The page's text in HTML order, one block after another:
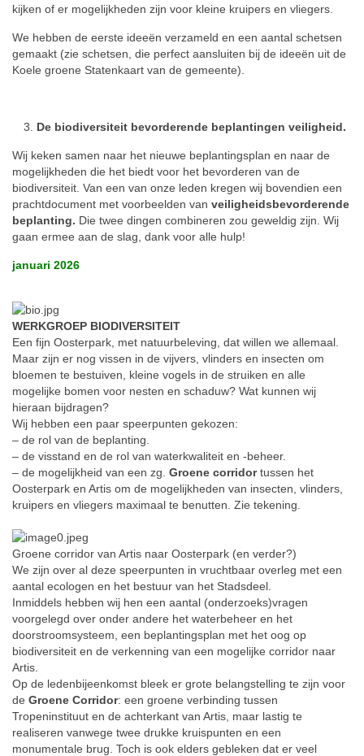
kijken of er mogelijkheden zijn voor kleine kruipers en vliegers.
We hebben de eerste ideeën verzameld en een aantal schetsen
gemaakt (zie schetsen, die perfect aansluiten bij de ideeën uit de
Koele groene Statenkaart van de gemeente).
De biodiversiteit bevorderende beplantingen veiligheid.
Wij keken samen naar het nieuwe beplantingsplan en naar de
mogelijkheden die het biedt voor het bevorderen van de
biodiversiteit. Van een van onze leden kregen wij bovendien een
prachtdocument met voorbeelden van veiligheidsbevorderende
beplanting. Die twee dingen combineren zou geweldig zijn. Wij
gaan ermee aan de slag, dank voor alle hulp!
januari 2026
WERKGROEP BIODIVERSITEIT
Een fijn Oosterpark, met natuurbeleving, dat willen we allemaal.
Maar zijn er nog vissen in de vijvers, vlinders en insecten om
bloemen te bestuiven, kleine vogels in de struiken en alle
mogelijke bomen voor nesten en schaduw? Wat kunnen wij
hieraan bijdragen?
Wij hebben een paar speerpunten gekozen:
– de rol van de beplanting.
– de visstand en de rol van waterkwaliteit en -beheer.
– de mogelijkheid van een zg. Groene corridortussen het
Oosterpark en Artis om de mogelijkheden van insecten, vlinders,
kruipers en vliegers maximaal te benutten. Zie tekening.
Groene corridor van Artis naar Oosterpark (en verder?)
We zijn over al deze speerpunten in vruchtbaar overleg met een
aantal ecologen en het bestuur van het Stadsdeel.
Inmiddels hebben wij hen een aantal (onderzoeks)vragen
voorgelegd over onder andere het waterbeheer en het
doorstroomsysteem, een beplantingsplan met het oog op
biodiversiteit en de verkenning van een mogelijke corridor naar
Artis.
Op de ledenbijeenkomst bleek er grote belangstelling te zijn voor
de Groene Corridor: een groene verbinding tussen
Tropeninstituut en de achterkant van Artis, maar lastig te
realiseren vanwege twee drukke kruispunten en een
monumentale brug. Toch is ook elders gebleken dat er veel